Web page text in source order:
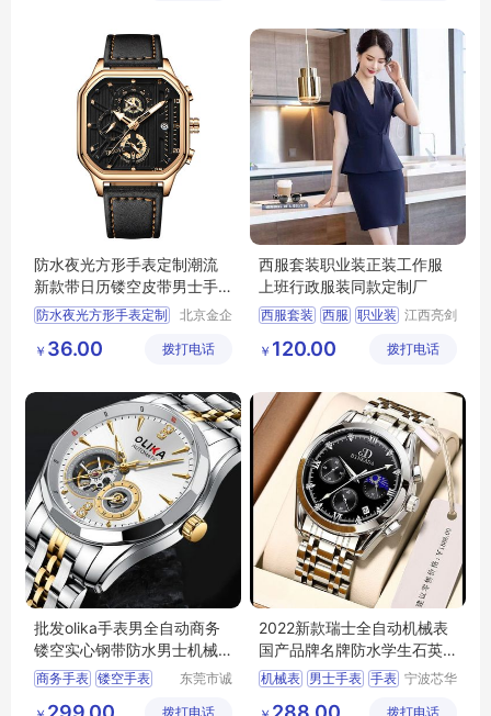
防水夜光方形手表定制潮流
新款带日历镂空皮带男士手
表
防水夜光方形手表定制
手表定制
北京金企
有限公司
￥ 36.00 拨打电话
西服套装职业装正装工作服
上班行政服装同款定制厂
西服套装 西服 职业装 江西亮剑
公司
￥ 120.00 拨打电话
批发olika手表男全自动商务
镂空实心钢带防水男士机械
表
商务手表 镂空手表
东莞市诚
拨打电话
2022新款瑞士全自动机械表
国产品牌名牌防水学生石英
男士手表
机械表 男士手表 手表 宁波芯华
拨打电话